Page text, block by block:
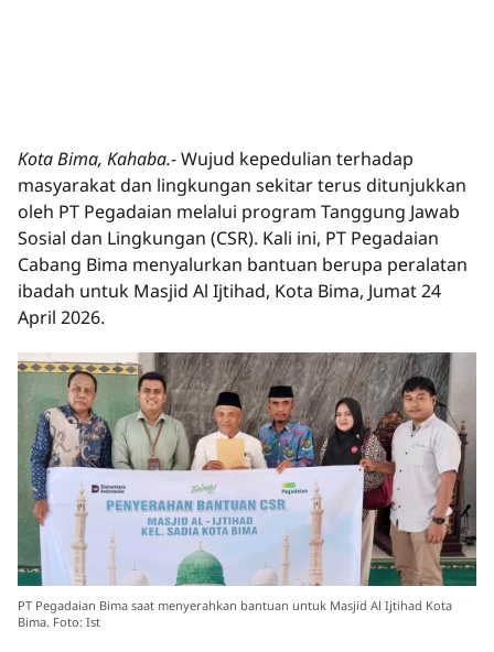
Kota Bima, Kahaba.-Wujud kepedulian terhadap
masyarakat dan lingkungan sekitar terus ditunjukkan
oleh PT Pegadaian melalui program Tanggung Jawab
Sosial dan Lingkungan (CSR). Kali ini, PT Pegadaian
Cabang Bima menyalurkan bantuan berupa peralatan
ibadah untuk Masjid Al Ijtihad, Kota Bima, Jumat 24
April 2026.
PT Pegadaian Bima saat menyerahkan bantuan untuk Masjid Al Ijtihad Kota
Bima. Foto: Ist